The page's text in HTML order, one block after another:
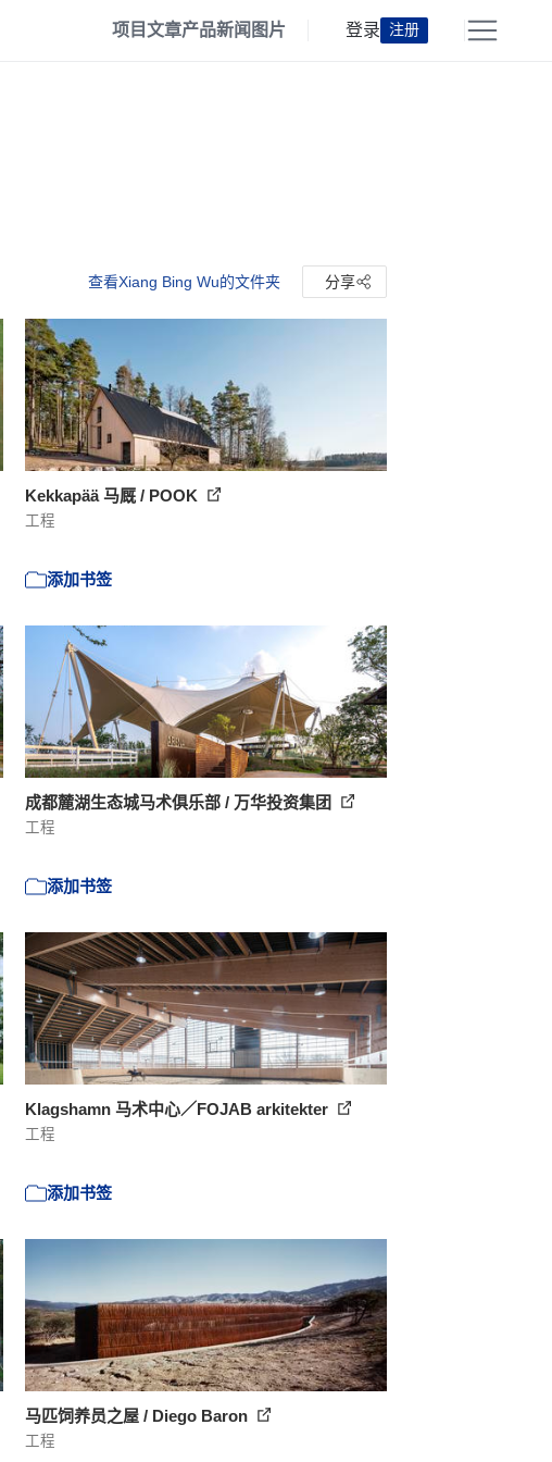
项目文章产品新闻 图片 登录 注册
查看Xiang Bing Wu的文件夹 分享
Kekkapää 马厩 / POOK
工程
添加书签
成都麓湖生态城马术俱乐部 / 万华投资集团
工程
添加书签
Klagshamn 马术中心／FOJAB arkitekter
工程
添加书签
马匹饲养员之屋 / Diego Baron
工程